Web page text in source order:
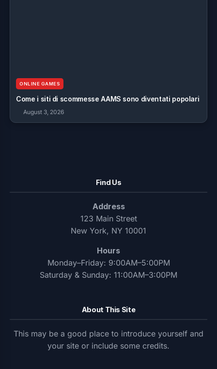
ONLINE GAMES
Come i siti di scommesse AAMS sono diventati popolari
August 3, 2026
Find Us
Address
123 Main Street
New York, NY 10001
Hours
Monday–Friday: 9:00AM–5:00PM
Saturday & Sunday: 11:00AM–3:00PM
About This Site
This may be a good place to introduce yourself and
your site or include some credits.